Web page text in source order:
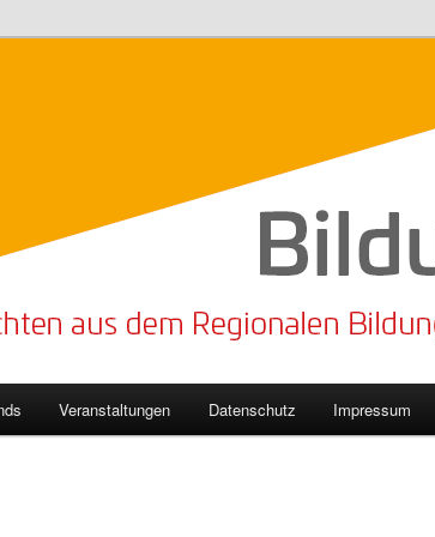
Veranstaltungen Datenschutz Impressum